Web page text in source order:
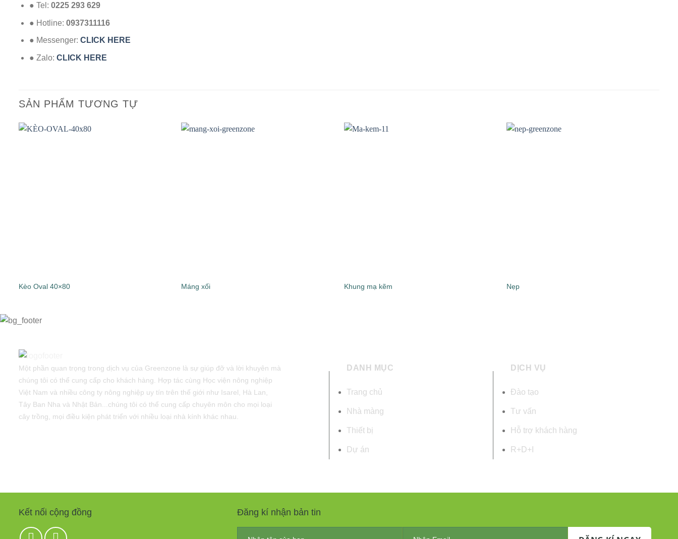
● Tel: 0225 293 629
● Hotline: 0937311116
● Messenger: CLICK HERE
● Zalo: CLICK HERE
SẢN PHẨM TƯƠNG TỰ
Kèo Oval 40×80 Máng xối Khung mạ kẽm Nẹp
Một phần quan trọng trong dịch vụ của Greenzone là sự giúp đỡ và lời khuyên mà
chúng tôi có thể cung cấp cho khách hàng. Hợp tác cùng Học viện nông nghiệp
Việt Nam và nhiều công ty nông nghiệp uy tín trên thế giới như Isarel, Hà Lan,
Tây Ban Nha và Nhật Bản...chúng tôi có thể cung cấp chuyên môn cho mọi loại
cây trồng, mọi điều kiện phát triển với nhiều loại nhà kính khác nhau.
DANH MỤC
Trang chủ
Nhà màng
Thiết bị
Dự án
DỊCH VỤ
Đào tạo
Tư vấn
Hỗ trợ khách hàng
R+D+I
Kết nối cộng đồng Đăng kí nhận bản tin